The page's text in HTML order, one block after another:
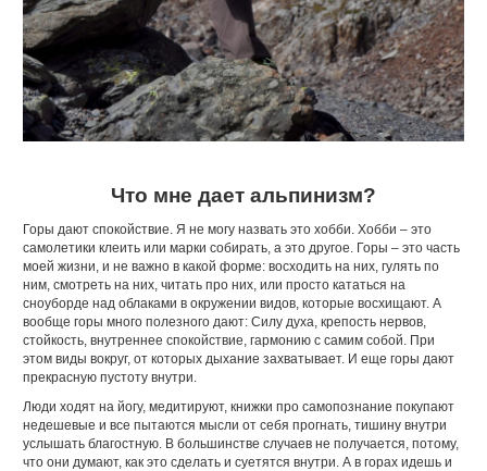
Что мне дает альпинизм?
Горы дают спокойствие. Я не могу назвать это хобби. Хобби – это
самолетики клеить или марки собирать, а это другое. Горы – это часть
моей жизни, и не важно в какой форме: восходить на них, гулять по
ним, смотреть на них, читать про них, или просто кататься на
сноуборде над облаками в окружении видов, которые восхищают. А
вообще горы много полезного дают: Силу духа, крепость нервов,
стойкость, внутреннее спокойствие, гармонию с самим собой. При
этом виды вокруг, от которых дыхание захватывает. И еще горы дают
прекрасную пустоту внутри.
Люди ходят на йогу, медитируют, книжки про самопознание покупают
недешевые и все пытаются мысли от себя прогнать, тишину внутри
услышать благостную. В большинстве случаев не получается, потому,
что они думают, как это сделать и суетятся внутри. А в горах идешь и